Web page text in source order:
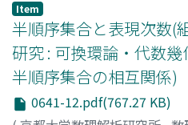
Item
半順序集合と表現次数(
研究 : 可換環論・代数
半順序集合の相互関係)
0641-12.pdf(767.27 KB)